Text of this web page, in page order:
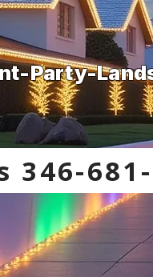
Party-
346-